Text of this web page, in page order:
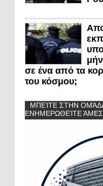
σε ένα από τα
του κόσμου;
ΜΠΕΊΤΕ ΣΤΗΝ
ΕΝΗΜΕΡΩΘΕΊΤΕ